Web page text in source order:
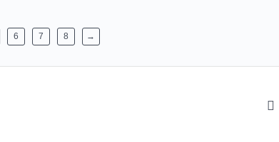
6 7 8 →